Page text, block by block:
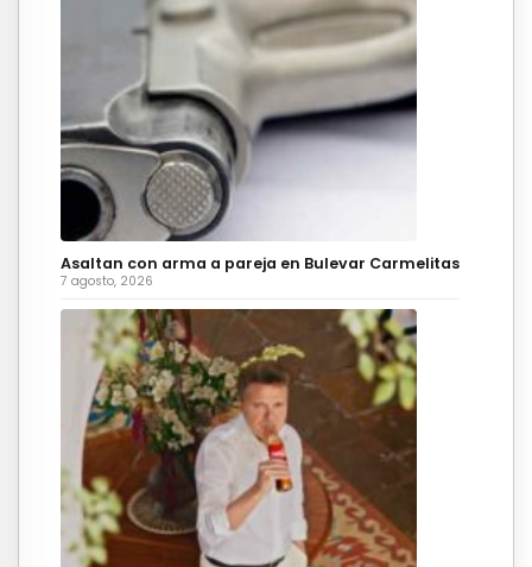
Asaltan con arma a pareja en Bulevar Carmelitas
7 agosto, 2026